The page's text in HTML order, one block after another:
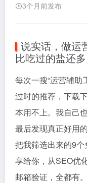
3个月前发布
说实话，做运
比吃过的盐还多
每次一搜“运营辅助
过时的推荐，下载
本用不上。我自己
最后发现真正好用
把我筛选出来的9
享给你，从SEO优
邮箱验证，全都有